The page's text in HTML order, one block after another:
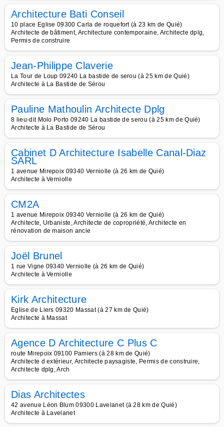
Architecture Bati Conseil
10 place Eglise 09300 Carla de roquefort (à 23 km de Quié)
Architecte de bâtiment, Architecture contemporaine, Architecte dplg,
Permis de construire
Jean-Philippe Claverie
La Tour de Loup 09240 La bastide de serou (à 25 km de Quié)
Architecte à La Bastide de Sérou
Pauline Mathoulin Architecte Dplg
8 lieu-dit Molo Porto 09240 La bastide de serou (à 25 km de Quié)
Architecte à La Bastide de Sérou
Cabinet D Architecture Isabelle Canal-Diaz
SARL
1 avenue Mirepoix 09340 Verniolle (à 26 km de Quié)
Architecte à Verniolle
CM2A
1 avenue Mirepoix 09340 Verniolle (à 26 km de Quié)
Architecte, Urbaniste, Architecte de copropriété, Architecte en
rénovation de maison ancie
Joël Brunel
1 rue Vigne 09340 Verniolle (à 26 km de Quié)
Architecte à Verniolle
Kirk Architecture
Eglise de Liers 09320 Massat (à 27 km de Quié)
Architecte à Massat
Agence D Architecture C Plus C
route Mirepoix 09100 Pamiers (à 28 km de Quié)
Architecte d extérieur, Architecte paysagiste, Permis de construire,
Architecte dplg, Arch
Dias Architectes
42 avenue Léon Blum 09300 Lavelanet (à 28 km de Quié)
Architecte à Lavelanet